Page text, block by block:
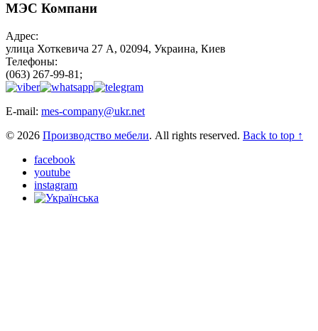
МЭС Компани
Адрес:
улица Хоткевича 27 А, 02094, Украина, Киев
Телефоны:
(063) 267-99-81;
E-mail: mes-company@ukr.net
© 2026 Производство мебели. All rights reserved. Back to top ↑
facebook
youtube
instagram